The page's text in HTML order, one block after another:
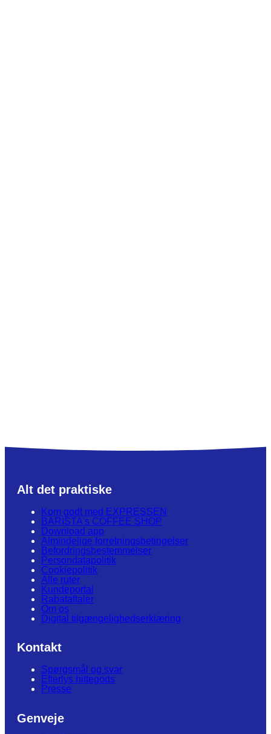
Alt det praktiske
Kom godt med EXPRESSEN
BARISTA's COFFEE SHOP
Download app
Almindelige forretningsbetingelser
Befordringsbestemmelser
Persondatapolitik
Cookiepolitik
Alle ruter
Kundeportal
Rabataftaler
Om os
Digital tilgængelighedserklæring
Kontakt
Spørgsmål og svar
Efterlys hittegods
Presse
Genveje